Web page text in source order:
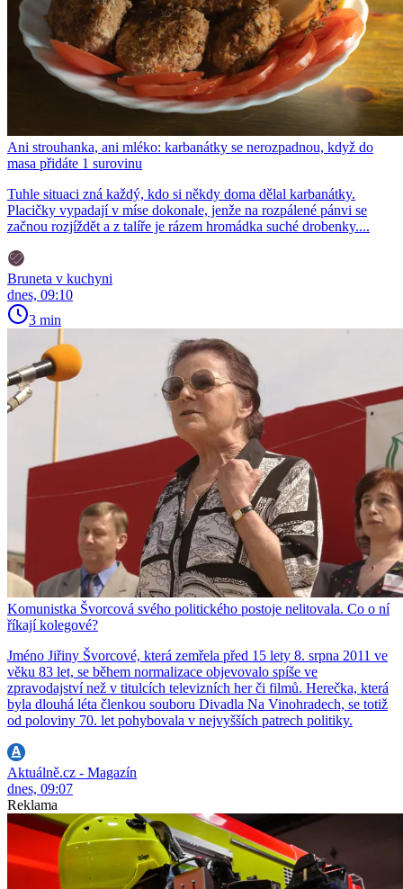
Ani strouhanka, ani mléko: karbanátky se nerozpadnou, když do
masa přidáte 1 surovinu
Tuhle situaci zná každý, kdo si někdy doma dělal karbanátky.
Placičky vypadají v míse dokonale, jenže na rozpálené pánvi se
začnou rozjíždět a z talíře je rázem hromádka suché drobenky....
Bruneta v kuchyni
dnes, 09:10
3 min
Komunistka Švorcová svého politického postoje nelitovala. Co o ní
říkají kolegové?
Jméno Jiřiny Švorcové, která zemřela před 15 lety 8. srpna 2011 ve
věku 83 let, se během normalizace objevovalo spíše ve
zpravodajství než v titulcích televizních her či filmů. Herečka, která
byla dlouhá léta členkou souboru Divadla Na Vinohradech, se totiž
od poloviny 70. let pohybovala v nejvyšších patrech politiky.
Aktuálně.cz - Magazín
dnes, 09:07
Reklama